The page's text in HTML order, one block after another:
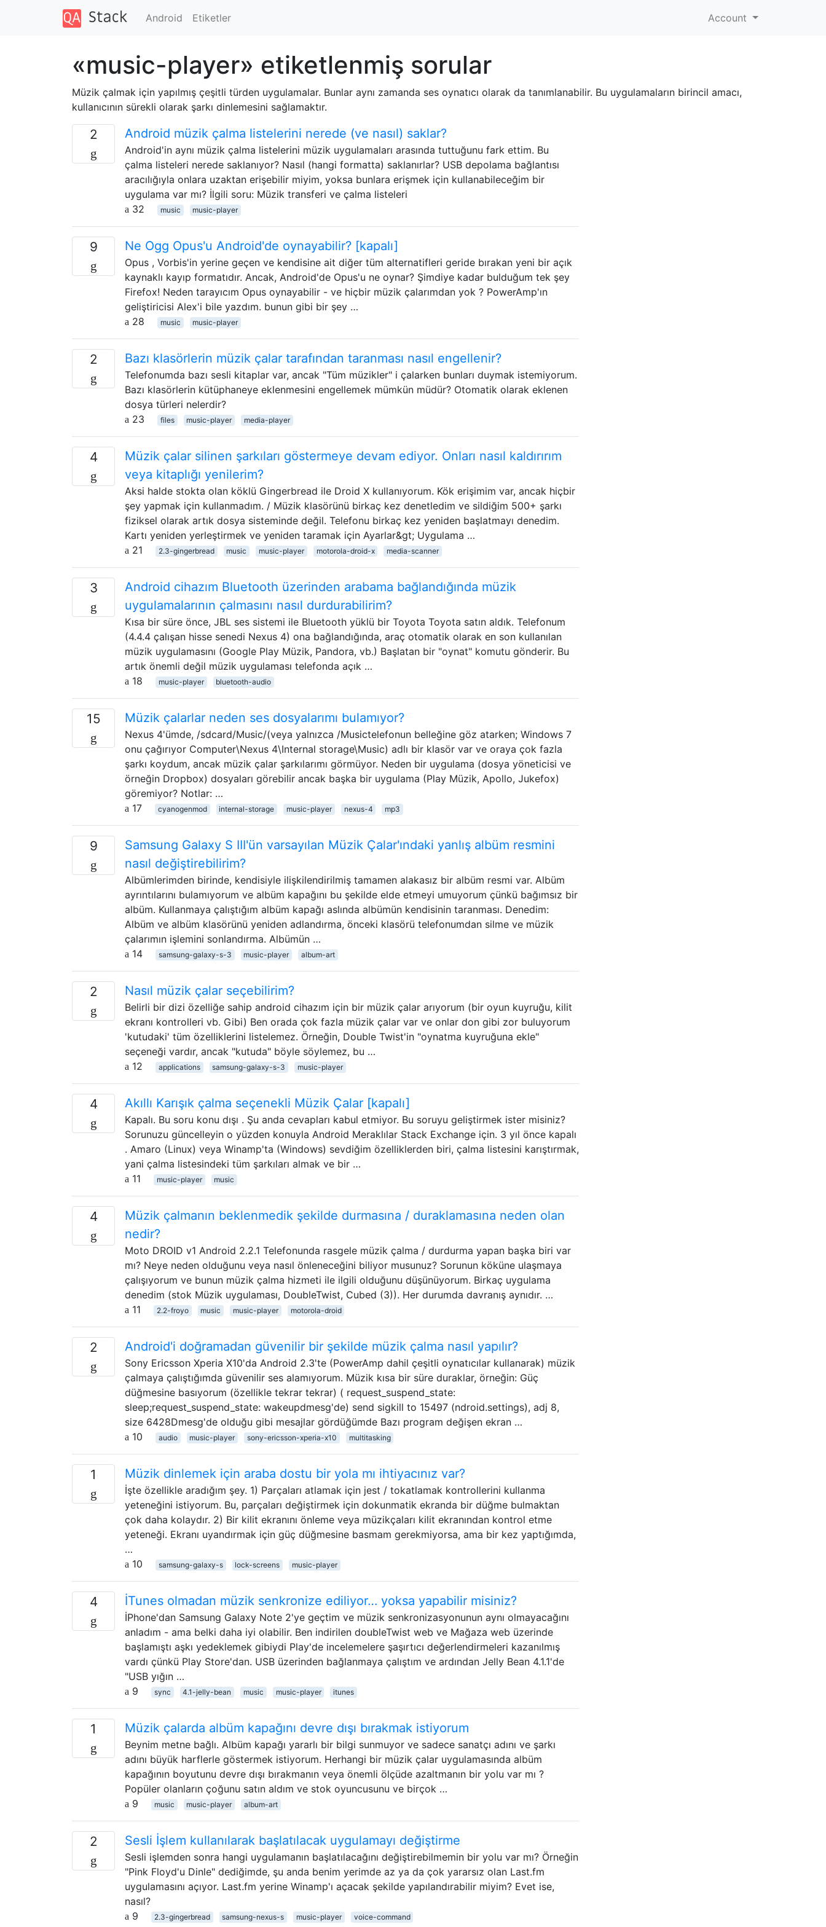
Android Etiketler Account
«music-player» etiketlenmiş sorular
Müzik çalmak için yapılmış çeşitli türden uygulamalar. Bunlar aynı zamanda ses oynatıcı olarak da tanımlanabilir. Bu uygulamaların birincil amacı,
kullanıcının sürekli olarak şarkı dinlemesini sağlamaktır.
2 Android müzik çalma listelerini nerede (ve nasıl) saklar?
Android'in aynı müzik çalma listelerini müzik uygulamaları arasında tuttuğunu fark ettim. Bu
çalma listeleri nerede saklanıyor? Nasıl (hangi formatta) saklanırlar? USB depolama bağlantısı
aracılığıyla onlara uzaktan erişebilir miyim, yoksa bunlara erişmek için kullanabileceğim bir
uygulama var mı? İlgili soru: Müzik transferi ve çalma listeleri
32
music music-player
9 Ne Ogg Opus'u Android'de oynayabilir? [kapalı]
Opus , Vorbis'in yerine geçen ve kendisine ait diğer tüm alternatifleri geride bırakan yeni bir açık
kaynaklı kayıp formatıdır. Ancak, Android'de Opus'u ne oynar? Şimdiye kadar bulduğum tek şey
Firefox! Neden tarayıcım Opus oynayabilir - ve hiçbir müzik çalarımdan yok ? PowerAmp'ın
geliştiricisi Alex'i bile yazdım. bunun gibi bir şey …
28
music music-player
2 Bazı klasörlerin müzik çalar tarafından taranması nasıl engellenir?
Telefonumda bazı sesli kitaplar var, ancak "Tüm müzikler" i çalarken bunları duymak istemiyorum.
Bazı klasörlerin kütüphaneye eklenmesini engellemek mümkün müdür? Otomatik olarak eklenen
dosya türleri nelerdir?
23
files music-player media-player
4
Müzik çalar silinen şarkıları göstermeye devam ediyor. Onları nasıl kaldırırım
veya kitaplığı yenilerim?
Aksi halde stokta olan köklü Gingerbread ile Droid X kullanıyorum. Kök erişimim var, ancak hiçbir
şey yapmak için kullanmadım. / Müzik klasörünü birkaç kez denetledim ve sildiğim 500+ şarkı
fiziksel olarak artık dosya sisteminde değil. Telefonu birkaç kez yeniden başlatmayı denedim.
Kartı yeniden yerleştirmek ve yeniden taramak için Ayarlar&gt; Uygulama …
21
2.3-gingerbread music music-player motorola-droid-x media-scanner
3
Android cihazım Bluetooth üzerinden arabama bağlandığında müzik
uygulamalarının çalmasını nasıl durdurabilirim?
Kısa bir süre önce, JBL ses sistemi ile Bluetooth yüklü bir Toyota Toyota satın aldık. Telefonum
(4.4.4 çalışan hisse senedi Nexus 4) ona bağlandığında, araç otomatik olarak en son kullanılan
müzik uygulamasını (Google Play Müzik, Pandora, vb.) Başlatan bir "oynat" komutu gönderir. Bu
artık önemli değil müzik uygulaması telefonda açık …
18
music-player bluetooth-audio
15 Müzik çalarlar neden ses dosyalarımı bulamıyor?
Nexus 4'ümde, /sdcard/Music/(veya yalnızca /Musictelefonun belleğine göz atarken; Windows 7
onu çağırıyor Computer\Nexus 4\Internal storage\Music) adlı bir klasör var ve oraya çok fazla
şarkı koydum, ancak müzik çalar şarkılarımı görmüyor. Neden bir uygulama (dosya yöneticisi ve
örneğin Dropbox) dosyaları görebilir ancak başka bir uygulama (Play Müzik, Apollo, Jukefox)
göremiyor? Notlar: …
17
cyanogenmod internal-storage music-player nexus-4 mp3
9
Samsung Galaxy S III'ün varsayılan Müzik Çalar'ındaki yanlış albüm resmini
nasıl değiştirebilirim?
Albümlerimden birinde, kendisiyle ilişkilendirilmiş tamamen alakasız bir albüm resmi var. Albüm
ayrıntılarını bulamıyorum ve albüm kapağını bu şekilde elde etmeyi umuyorum çünkü bağımsız bir
albüm. Kullanmaya çalıştığım albüm kapağı aslında albümün kendisinin taranması. Denedim:
Albüm ve albüm klasörünü yeniden adlandırma, önceki klasörü telefonumdan silme ve müzik
çalarımın işlemini sonlandırma. Albümün …
14
samsung-galaxy-s-3 music-player album-art
2 Nasıl müzik çalar seçebilirim?
Belirli bir dizi özelliğe sahip android cihazım için bir müzik çalar arıyorum (bir oyun kuyruğu, kilit
ekranı kontrolleri vb. Gibi) Ben orada çok fazla müzik çalar var ve onlar don gibi zor buluyorum
'kutudaki' tüm özelliklerini listelemez. Örneğin, Double Twist'in "oynatma kuyruğuna ekle"
seçeneği vardır, ancak "kutuda" böyle söylemez, bu …
12
applications samsung-galaxy-s-3 music-player
4 Akıllı Karışık çalma seçenekli Müzik Çalar [kapalı]
Kapalı. Bu soru konu dışı . Şu anda cevapları kabul etmiyor. Bu soruyu geliştirmek ister misiniz?
Sorunuzu güncelleyin o yüzden konuyla Android Meraklılar Stack Exchange için. 3 yıl önce kapalı
. Amaro (Linux) veya Winamp'ta (Windows) sevdiğim özelliklerden biri, çalma listesini karıştırmak,
yani çalma listesindeki tüm şarkıları almak ve bir …
11
music-player music
4
Müzik çalmanın beklenmedik şekilde durmasına / duraklamasına neden olan
nedir?
Moto DROID v1 Android 2.2.1 Telefonunda rasgele müzik çalma / durdurma yapan başka biri var
mı? Neye neden olduğunu veya nasıl önleneceğini biliyor musunuz? Sorunun köküne ulaşmaya
çalışıyorum ve bunun müzik çalma hizmeti ile ilgili olduğunu düşünüyorum. Birkaç uygulama
denedim (stok Müzik uygulaması, DoubleTwist, Cubed (3)). Her durumda davranış aynıdır. …
11
2.2-froyo music music-player motorola-droid
2 Android'i doğramadan güvenilir bir şekilde müzik çalma nasıl yapılır?
Sony Ericsson Xperia X10'da Android 2.3'te (PowerAmp dahil çeşitli oynatıcılar kullanarak) müzik
çalmaya çalıştığımda güvenilir ses alamıyorum. Müzik kısa bir süre duraklar, örneğin: Güç
düğmesine basıyorum (özellikle tekrar tekrar) ( request_suspend_state:
sleep;request_suspend_state: wakeupdmesg'de) send sigkill to 15497 (ndroid.settings), adj 8,
size 6428Dmesg'de olduğu gibi mesajlar gördüğümde Bazı program değişen ekran …
10
audio music-player sony-ericsson-xperia-x10 multitasking
1 Müzik dinlemek için araba dostu bir yola mı ihtiyacınız var?
İşte özellikle aradığım şey. 1) Parçaları atlamak için jest / tokatlamak kontrollerini kullanma
yeteneğini istiyorum. Bu, parçaları değiştirmek için dokunmatik ekranda bir düğme bulmaktan
çok daha kolaydır. 2) Bir kilit ekranını önleme veya müzikçaları kilit ekranından kontrol etme
yeteneği. Ekranı uyandırmak için güç düğmesine basmam gerekmiyorsa, ama bir kez yaptığımda,
…
10
samsung-galaxy-s lock-screens music-player
4 İTunes olmadan müzik senkronize ediliyor… yoksa yapabilir misiniz?
İPhone'dan Samsung Galaxy Note 2'ye geçtim ve müzik senkronizasyonunun aynı olmayacağını
anladım - ama belki daha iyi olabilir. Ben indirilen doubleTwist web ve Mağaza web üzerinde
başlamıştı aşkı yedeklemek gibiydi Play'de incelemelere şaşırtıcı değerlendirmeleri kazanılmış
vardı çünkü Play Store'dan. USB üzerinden bağlanmaya çalıştım ve ardından Jelly Bean 4.1.1'de
"USB yığın …
9
sync 4.1-jelly-bean music music-player itunes
1 Müzik çalarda albüm kapağını devre dışı bırakmak istiyorum
Beynim metne bağlı. Albüm kapağı yararlı bir bilgi sunmuyor ve sadece sanatçı adını ve şarkı
adını büyük harflerle göstermek istiyorum. Herhangi bir müzik çalar uygulamasında albüm
kapağının boyutunu devre dışı bırakmanın veya önemli ölçüde azaltmanın bir yolu var mı ?
Popüler olanların çoğunu satın aldım ve stok oyuncusunu ve birçok …
9
music music-player album-art
2 Sesli İşlem kullanılarak başlatılacak uygulamayı değiştirme
Sesli işlemden sonra hangi uygulamanın başlatılacağını değiştirebilmemin bir yolu var mı? Örneğin
"Pink Floyd'u Dinle" dediğimde, şu anda benim yerimde az ya da çok yararsız olan Last.fm
uygulamasını açıyor. Last.fm yerine Winamp'ı açacak şekilde yapılandırabilir miyim? Evet ise,
nasıl?
9
2.3-gingerbread samsung-nexus-s music-player voice-command